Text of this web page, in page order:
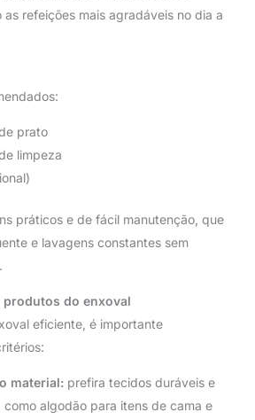
refeições mais agradáveis no dia a
prato
limpeza
práticos e de fácil manutenção, que
e lavagens constantes sem
do enxoval
eficiente, é importante
material: prefira tecidos duráveis e
algodão para itens de cama e